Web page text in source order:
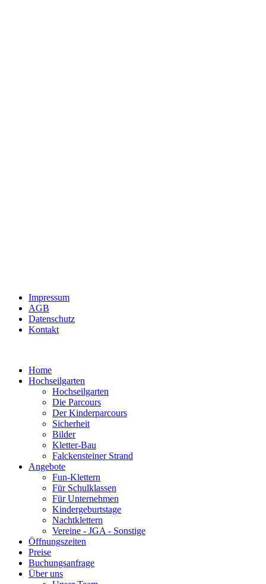
Impressum
AGB
Datenschutz
Kontakt
Home
Hochseilgarten
Hochseilgarten
Die Parcours
Der Kinderparcours
Sicherheit
Bilder
Kletter-Bau
Falckensteiner Strand
Angebote
Fun-Klettern
Für Schulklassen
Für Unternehmen
Kindergeburtstage
Nachtklettern
Vereine - JGA - Sonstige
Öffnungszeiten
Preise
Buchungsanfrage
Über uns